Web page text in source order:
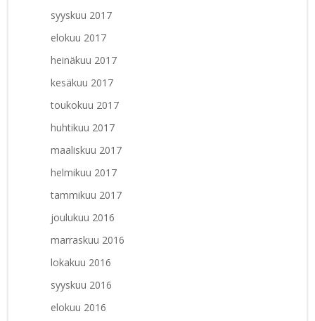
syyskuu 2017
elokuu 2017
heinäkuu 2017
kesäkuu 2017
toukokuu 2017
huhtikuu 2017
maaliskuu 2017
helmikuu 2017
tammikuu 2017
joulukuu 2016
marraskuu 2016
lokakuu 2016
syyskuu 2016
elokuu 2016